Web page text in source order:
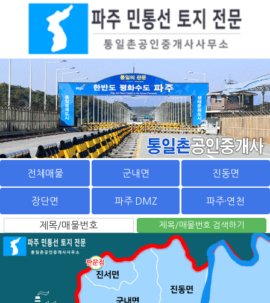
전체매물 군내면 진동면
장단면 파주 DMZ 파주·연천